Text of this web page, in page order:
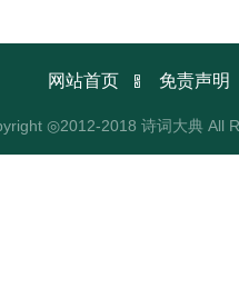
网站首页  免责声明
◎2012-2018 诗词大典 All